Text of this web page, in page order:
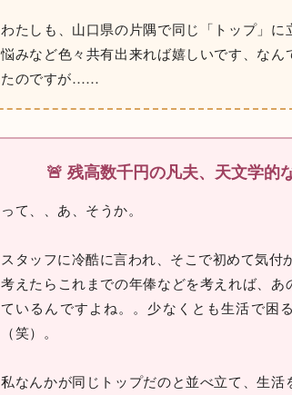
わたしも、山口県の片隅で同じ「トップ」
悩みなど色々共有出来れば嬉しいです、なん
たのですが……
🚨 残高数千円の凡夫、天文学的
って、、あ、そうか。
スタッフに冷酷に言われ、そこで初めて気付
考えたらこれまでの年俸などを考えれば、あ
ているんですよね。。少なくとも生活で困
（笑）。
私なんかが同じトップだのと並べ立て、生